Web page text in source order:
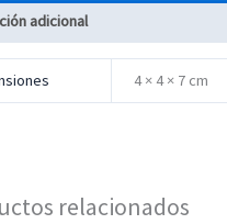
adicional
4 × 4 × 7 cm
relacionados